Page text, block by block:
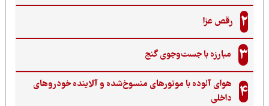
رقص عزا
مبارزه با جست‌وجوی گنج‌
هوای آلوده با موتورهای منسوخ‌شده و آلاینده خودروهای
داخلی